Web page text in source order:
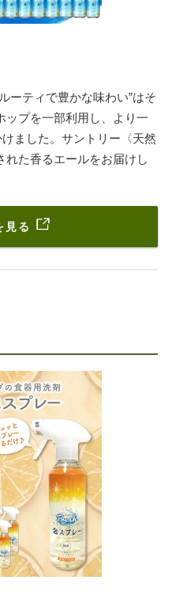
ーティで豊かな味わい”はそ
ップを一部利用し、より一
ました。サントリー〈天然
れた香るエールをお届けし
見る